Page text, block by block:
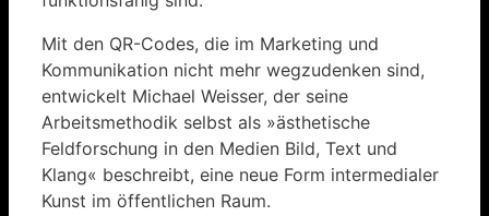
Mit den QR-Codes, die im Marketing und
Kommunikation nicht mehr wegzudenken sind,
entwickelt Michael Weisser, der seine
Arbeitsmethodik selbst als »ästhetische
Feldforschung in den Medien Bild, Text und
Klang« beschreibt, eine neue Form intermedialer
Kunst im öffentlichen Raum.